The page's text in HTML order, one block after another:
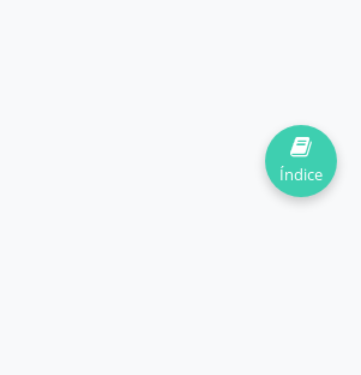
Índice